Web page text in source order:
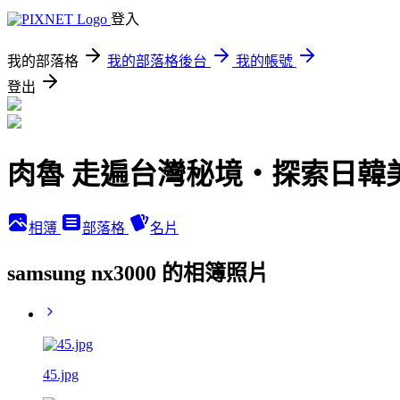
登入
我的部落格 我的部落格後台
我的帳號
登出
肉魯 走遍台灣秘境・探索日韓
相簿 部落格 名片
samsung nx3000 的相簿照片
45.jpg